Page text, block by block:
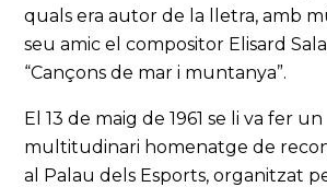
quals era autor de la lletra, amb
seu amic el compositor Elisard
“Cançons de mar i muntanya”.
El 13 de maig de 1961 se li va fer un
multitudinari homenatge de
al Palau dels Esports, organitzat